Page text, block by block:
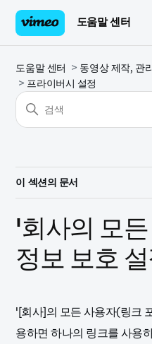
도움말 센터
도움말 센터 동영상 제작, 관
프라이버시 설정
이 섹션의 문서
'회사의 모
정보 보호
'[회사]의 모든 사용자(링크
용하면 하나의 링크를 사용